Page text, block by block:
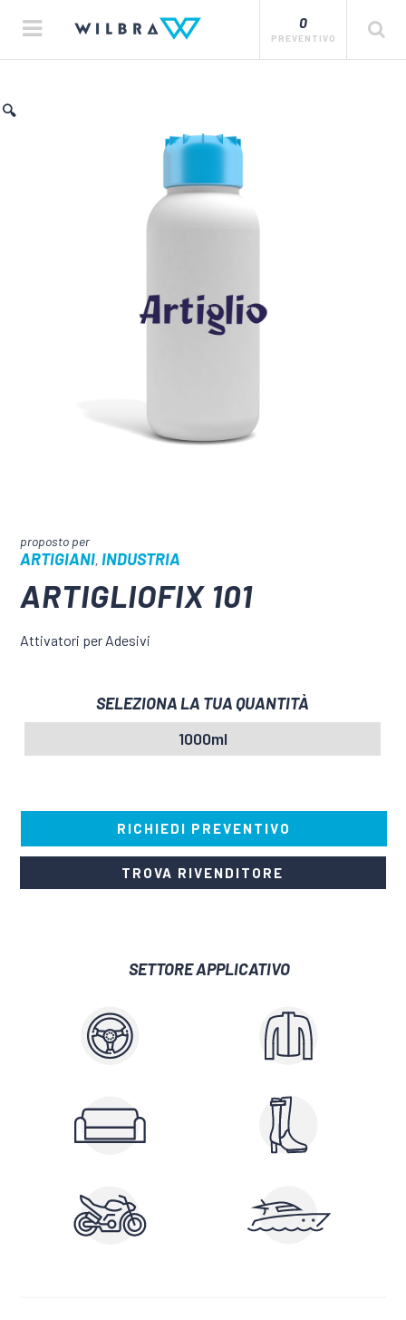
0
PREVENTIVO
🔍
ARTIGIANI,INDUSTRIA
ARTIGLIOFIX 101
Attivatori per Adesivi
SELEZIONA LA TUA QUANTITÀ
1000ml
RICHIEDI PREVENTIVO
TROVA RIVENDITORE
SETTORE APPLICATIVO